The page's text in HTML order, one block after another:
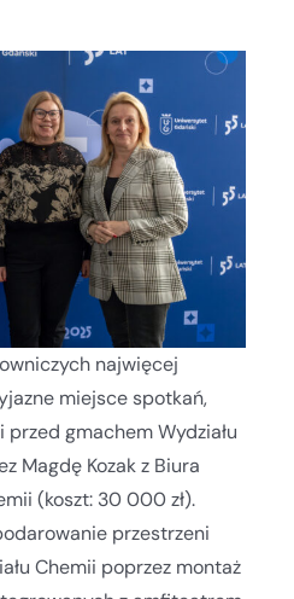
najwięcej
miejsce spotkań,
gmachem Wydziału
Magdę Kozak z Biura
(koszt: 30 000 zł).
przestrzeni
Chemii poprzez montaż